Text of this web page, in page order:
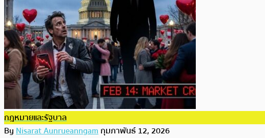
กฎหมายและรัฐบาล
ByNisarat Aunrueanngamกุมภาพันธ์ 12, 2026